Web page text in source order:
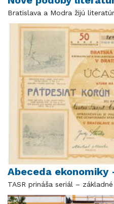
Bratislava a Modra žijú
Abeceda
TASR prináša seriál –